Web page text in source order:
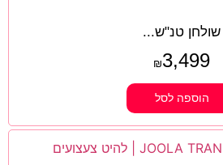
שולחן טנ"ש...
₪3,499
הוספה לסל